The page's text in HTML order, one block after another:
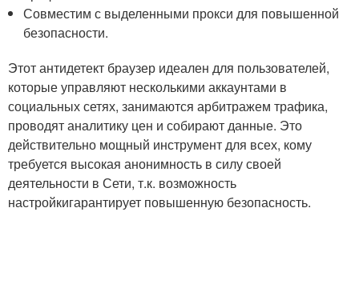
Совместим с выделенными прокси для повышенной
безопасности.
Этот антидетект браузер идеален для пользователей,
которые управляют несколькими аккаунтами в
социальных сетях, занимаются арбитражем трафика,
проводят аналитику цен и собирают данные. Это
действительно мощный инструмент для всех, кому
требуется высокая анонимность в силу своей
деятельности в Сети, т.к. возможность
настройкигарантирует повышенную безопасность.